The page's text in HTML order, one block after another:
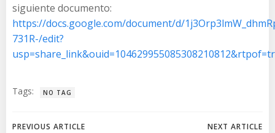
siguiente documento:
https://docs.google.com/document/d/
731R-/edit?
Tags: NO TAG
PREVIOUS ARTICLE NEXT ARTICLE